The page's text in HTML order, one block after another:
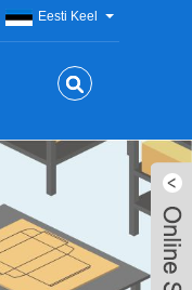
Eesti Keel